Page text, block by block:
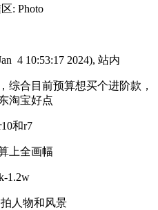
: Photo
4 10:53:17 2024), 站内
综合目前预算想买个进阶款，
淘宝好点
和r7
上全画幅
1.2w
人物和风景